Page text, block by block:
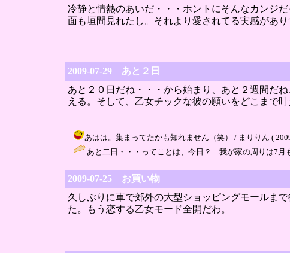
冷静と情熱のあいだ・・・ホントにそんなカンジ
面も垣間見れたし。それより愛されてる実感があ
2009-07-29 あと２日
あと２０日だね・・・から始まり、あと２週間だ
える。そして、乙女チックな彼の願いをどこまで
あはは。集まってたかも知れません（笑） / まりりん (
あと二日・・・ってことは、今日？ 我が家の周りは7月
2009-07-25 お買い物
久しぶりに車で郊外の大型ショッピングモールま
た。もう恋する乙女モード全開だわ。